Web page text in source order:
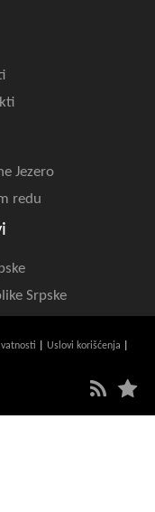
Jezero
redu
Srpske
Uslovi korišćenja